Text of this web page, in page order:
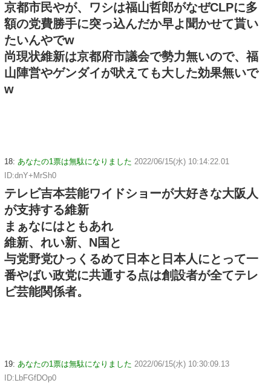
京都市民やが、ワシは福山哲郎がなぜCLPに多
額の党費勝手に突っ込んだか早よ聞かせて貰い
たいんやでw
尚現状維新は京都府市議会で勢力無いので、福
山陣営やゲンダイが吠えても大した効果無いで
w
18: あなたの1票は無駄になりました 2022/06/15(水) 10:14:22.01
ID:dnY+MrSh0
テレビ吉本芸能ワイドショーが大好きな大阪人
が支持する維新
まぁなにはともあれ
維新、れい新、N国と
与党野党ひっくるめて日本と日本人にとって一
番やばい政党に共通する点は創設者が全てテレ
ビ芸能関係者。
19: あなたの1票は無駄になりました 2022/06/15(水) 10:30:09.13
ID:LbFGfDOp0